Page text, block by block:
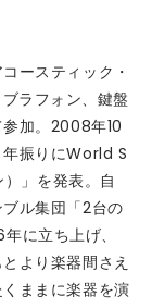
ースティック・
ラフォン、鍵盤
加。2008年10
振りにWorld S
」を発表。自
ル集団「2台の
に立ち上げ、
より楽器間さえ
ままに楽器を演